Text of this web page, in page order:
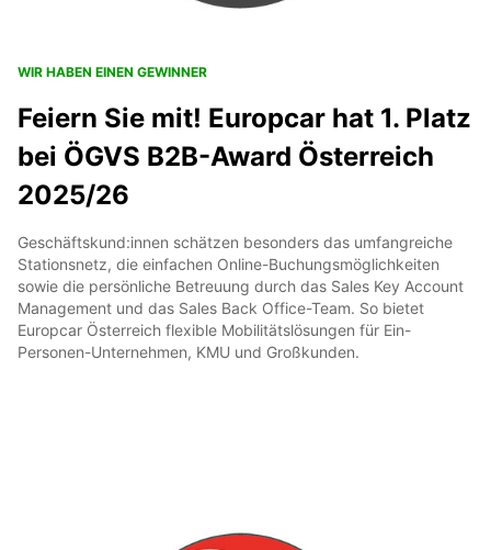
WIR HABEN EINEN GEWINNER
Feiern Sie mit! Europcar hat 1. Platz
bei ÖGVS B2B-Award Österreich
2025/26
Geschäftskund:innen schätzen besonders das umfangreiche
Stationsnetz, die einfachen Online-Buchungsmöglichkeiten
sowie die persönliche Betreuung durch das Sales Key Account
Management und das Sales Back Office-Team. So bietet
Europcar Österreich flexible Mobilitätslösungen für Ein-
Personen-Unternehmen, KMU und Großkunden.